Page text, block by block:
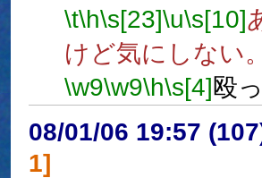
\t\h\s[23]\u\s[10]
けど気にしない
\w9\w9\h\s[4]殴
08/01/06 19:57
1]